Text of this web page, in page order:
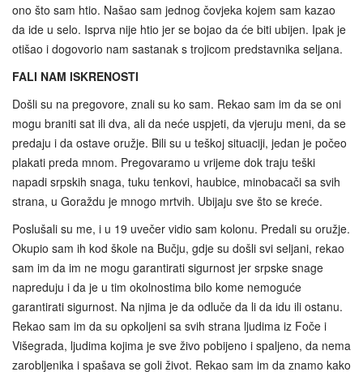
ono što sam htio. Našao sam jednog čovjeka kojem sam kazao
da ide u selo. Isprva nije htio jer se bojao da će biti ubijen. Ipak je
otišao i dogovorio nam sastanak s trojicom predstavnika seljana.
FALI NAM ISKRENOSTI
Došli su na pregovore, znali su ko sam. Rekao sam im da se oni
mogu braniti sat ili dva, ali da neće uspjeti, da vjeruju meni, da se
predaju i da ostave oružje. Bili su u teškoj situaciji, jedan je počeo
plakati preda mnom. Pregovaramo u vrijeme dok traju teški
napadi srpskih snaga, tuku tenkovi, haubice, minobacači sa svih
strana, u Goraždu je mnogo mrtvih. Ubijaju sve što se kreće.
Poslušali su me, i u 19 uvečer vidio sam kolonu. Predali su oružje.
Okupio sam ih kod škole na Bučju, gdje su došli svi seljani, rekao
sam im da im ne mogu garantirati sigurnost jer srpske snage
napreduju i da je u tim okolnostima bilo kome nemoguće
garantirati sigurnost. Na njima je da odluče da li da idu ili ostanu.
Rekao sam im da su opkoljeni sa svih strana ljudima iz Foče i
Višegrada, ljudima kojima je sve živo pobijeno i spaljeno, da nema
zarobljenika i spašava se goli život. Rekao sam im da znamo kako